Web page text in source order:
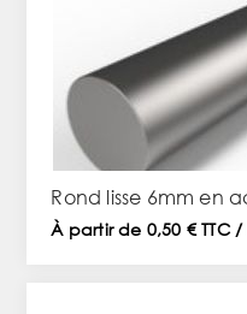
Rond lisse 6mm en
À partir de 0,50 € TTC /